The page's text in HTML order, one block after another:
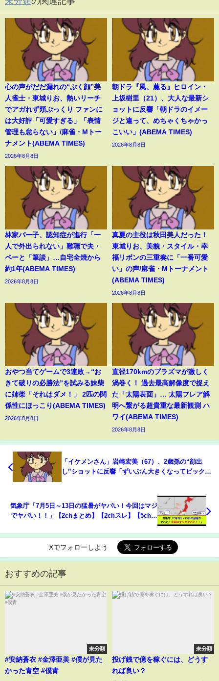
心の声がだだ漏れの“ぷく顔”美
人雀士・東城りお、熱いリーチ
でアガれず頬ぷっくり ファンに
は大好評「可愛すぎる」「表情
管理も怠らない」/麻雀・Mトー
ナメント(ABEMA TIMES)
2026年8月8日
朝ドラ『風、薫る』ヒロイン・
上坂樹里（21）、大人な最新シ
ョットに反響「朝ドラのイメー
ジと違って、めちゃくちゃかっ
こいい」(ABEMA TIMES)
2026年8月8日
林家パー子、認知症が進行「一
人で外出られない」難聴で夫・
ペーと「筆談」…自宅全焼から
約1年(ABEMA TIMES)
2026年8月8日
真夏の主役は秋田美人だった！
東城りお、美貌・スタイル・幸
福リボンの三重奏に「一番可愛
い」の声/麻雀・Mトーナメント
(ABEMA TIMES)
2026年8月8日
おやつ当てゲームで3連敗→“お
きて破りの必勝法”を試みる妹柴
に姉柴「それはダメ！」 2匹の関
係性にほっこり(ABEMA TIMES)
2026年8月8日
直径170kmのプラズマが激しく
渦巻く！ 過去最高解像度で捉え
た「太陽表面」… 太陽フレア解
明へ繋がる超貴重な最新観測 ハ
ワイ(ABEMA TIMES)
2026年8月8日
「イケメンさん」岩崎宏美（67）、2歳孫の“顔出
し”ショットに反響「ずいぶん大きくなってビック
気象庁「7月5日～13日の猛暑がヤバい！今回はマジ
でヤバい！！」【2chまとめ】【2chスレ】【5chス
Xでフォローしよう
おすすめの記事
未分類
#安納蒼衣 #金澤亜美 #僕が見た
かった青空 #僕青
未分類
投げ銭で億を稼ぐには、どうす
れば良い？